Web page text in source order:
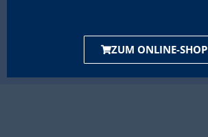
ZUM ONLINE-SHOP